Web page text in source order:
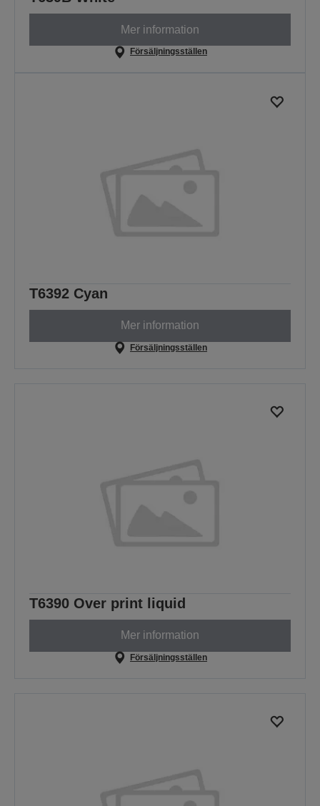
Mer information
Försäljningsställen
T6392 Cyan
Mer information
Försäljningsställen
T6390 Over print liquid
Mer information
Försäljningsställen